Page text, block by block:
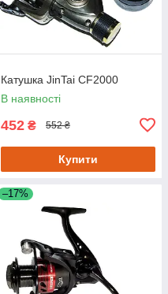
Катушка JinTai CF2000
В наявності
452 ₴ 552 ₴
Купити
–17%